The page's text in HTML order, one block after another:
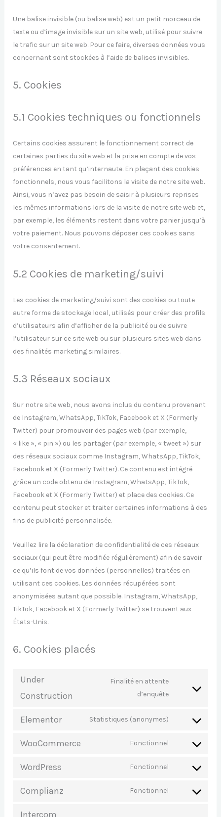
Une balise invisible (ou balise web) est un petit morceau de
texte ou d’image invisible sur un site web, utilisé pour suivre
le trafic sur un site web. Pour ce faire, diverses données vous
concernant sont stockées à l’aide de balises invisibles.
5. Cookies
5.1 Cookies techniques ou fonctionnels
Certains cookies assurent le fonctionnement correct de
certaines parties du site web et la prise en compte de vos
préférences en tant qu’internaute. En plaçant des cookies
fonctionnels, nous vous facilitons la visite de notre site web.
Ainsi, vous n’avez pas besoin de saisir à plusieurs reprises
les mêmes informations lors de la visite de notre site web et,
par exemple, les éléments restent dans votre panier jusqu’à
votre paiement. Nous pouvons déposer ces cookies sans
votre consentement.
5.2 Cookies de marketing/suivi
Les cookies de marketing/suivi sont des cookies ou toute
autre forme de stockage local, utilisés pour créer des profils
d’utilisateurs afin d’afficher de la publicité ou de suivre
l’utilisateur sur ce site web ou sur plusieurs sites web dans
des finalités marketing similaires.
5.3 Réseaux sociaux
Sur notre site web, nous avons inclus du contenu provenant
de Instagram, WhatsApp, TikTok, Facebook et X (Formerly
Twitter) pour promouvoir des pages web (par exemple,
« like », « pin ») ou les partager (par exemple, « tweet ») sur
des réseaux sociaux comme Instagram, WhatsApp, TikTok,
Facebook et X (Formerly Twitter). Ce contenu est intégré
grâce un code obtenu de Instagram, WhatsApp, TikTok,
Facebook et X (Formerly Twitter) et place des cookies. Ce
contenu peut stocker et traiter certaines informations à des
fins de publicité personnalisée.
Veuillez lire la déclaration de confidentialité de ces réseaux
sociaux (qui peut être modifiée régulièrement) afin de savoir
ce qu’ils font de vos données (personnelles) traitées en
utilisant ces cookies. Les données récupérées sont
anonymisées autant que possible. Instagram, WhatsApp,
TikTok, Facebook et X (Formerly Twitter) se trouvent aux
États-Unis.
6. Cookies placés
Under
Construction
Finalité en attente
d’enquête
Elementor Statistiques (anonymes)
WooCommerce Fonctionnel
WordPress Fonctionnel
Complianz Fonctionnel
Intercom